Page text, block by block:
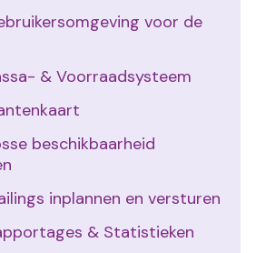
voor de
& Voorraadsysteem
beschikbaarheid
inplannen en versturen
& Statistieken